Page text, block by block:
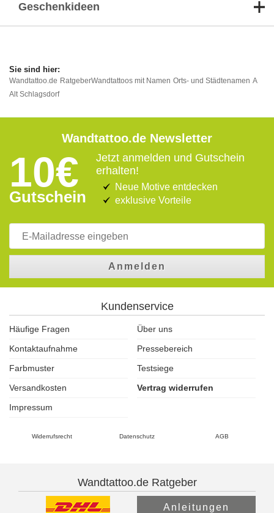
Geschenkideen
Wandtattoo.de RatgeberWandtattoos mit Namen Orts- und Städtenamen A
Alt Schlagsdorf
Wandtattoo.de Newsletter
10€
Gutschein
Jetzt anmelden und Gutschein
erhalten!
Neue Motive entdecken
exklusive Vorteile
Anmelden
Kundenservice
Häufige Fragen
Über uns
Kontaktaufnahme
Pressebereich
Farbmuster
Testsiege
Versandkosten
Vertrag widerrufen
Impressum
Widerrufsrecht Datenschutz AGB
Wandtattoo.de Ratgeber
Anleitungen